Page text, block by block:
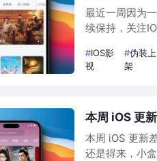
最近一周因为
续保持，关注
本不会踩坑。
#IOS影
视
#伪装上
架
本周 iOS 更
本周 iOS 更新
还是得来，小